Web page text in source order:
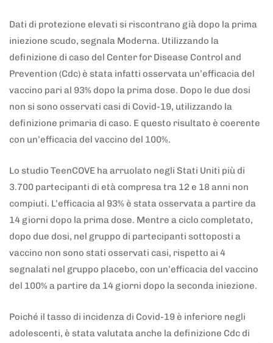
Dati di protezione elevati si riscontrano già dopo la prima
iniezione scudo, segnala Moderna. Utilizzando la
definizione di caso del Center for Disease Control and
Prevention (Cdc) è stata infatti osservata un’efficacia del
vaccino pari al 93% dopo la prima dose. Dopo le due dosi
non si sono osservati casi di Covid-19, utilizzando la
definizione primaria di caso. E questo risultato è coerente
con un’efficacia del vaccino del 100%.
Lo studio TeenCOVE ha arruolato negli Stati Uniti più di
3.700 partecipanti di età compresa tra 12 e 18 anni non
compiuti. L’efficacia al 93% è stata osservata a partire da
14 giorni dopo la prima dose. Mentre a ciclo completato,
dopo due dosi, nel gruppo di partecipanti sottoposti a
vaccino non sono stati osservati casi, rispetto ai 4
segnalati nel gruppo placebo, con un’efficacia del vaccino
del 100% a partire da 14 giorni dopo la seconda iniezione.
Poiché il tasso di incidenza di Covid-19 è inferiore negli
adolescenti, è stata valutata anche la definizione Cdc di